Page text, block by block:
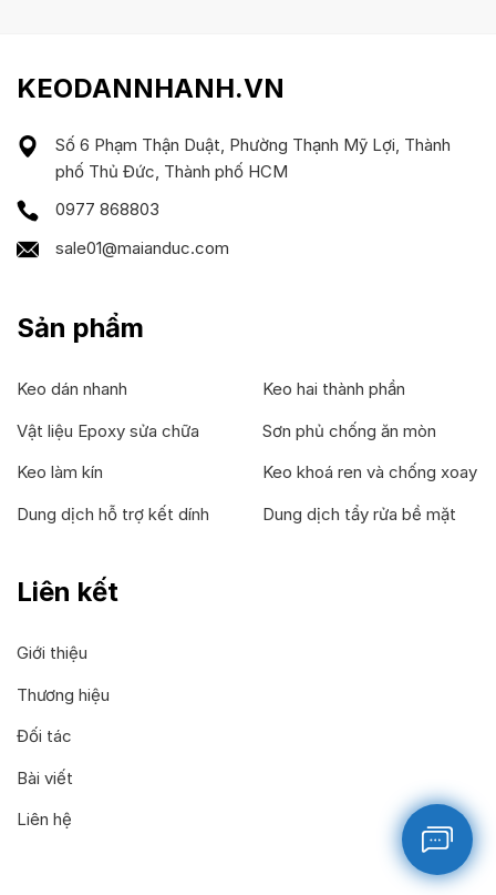
KEODANNHANH.VN
Số 6 Phạm Thận Duật, Phường Thạnh Mỹ Lợi, Thành
phố Thủ Đức, Thành phố HCM
0977 868803
sale01@maianduc.com
Sản phẩm
Keo dán nhanh
Keo hai thành phần
Vật liệu Epoxy sửa chữa
Sơn phủ chống ăn mòn
Keo làm kín
Keo khoá ren và chống xoay
Dung dịch hỗ trợ kết dính
Dung dịch tẩy rửa bề mặt
Liên kết
Giới thiệu
Thương hiệu
Đối tác
Bài viết
Liên hệ